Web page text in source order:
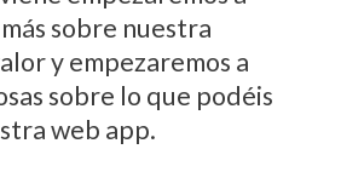
sobre nuestra
y empezaremos a
sobre lo que podéis
web app.